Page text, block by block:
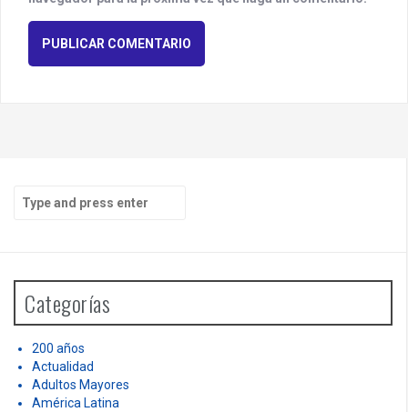
h
o
Categorías
200 años
Actualidad
Adultos Mayores
América Latina